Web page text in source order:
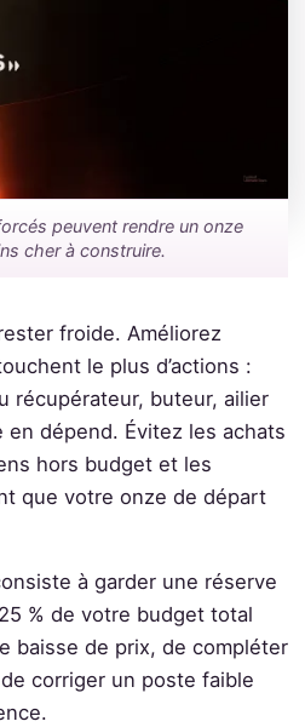
peuvent rendre un onze
cher à construire.
froide. Améliorez
le plus d’actions :
récupérateur, buteur, ailier
dépend. Évitez les achats
hors budget et les
que votre onze de départ
à garder une réserve
% de votre budget total
baisse de prix, de compléter
corriger un poste faible